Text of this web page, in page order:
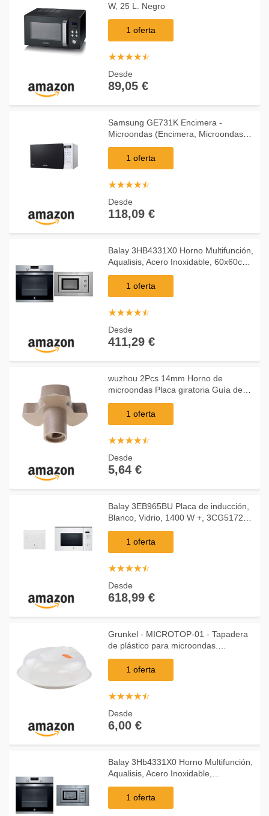
W, 25 L. Negro
1 oferta
☆☆☆☆☆
★★★★★
Desde
89,05 €
Samsung GE731K Encimera -
Microondas (Encimera, Microondas
combinado, 20 L, 1150 W, Tocar,
Negro, Blanco)
1 oferta
☆☆☆☆☆
★★★★★
Desde
118,09 €
Balay 3HB4331X0 Horno Multifunción,
Aqualisis, Acero Inoxidable, 60x60cm,
Capacidad 71 L +, 3WMX1918
Microondas integrable, Marco 60 cm,
17 L, 800W, C
1 oferta
☆☆☆☆☆
★★★★★
Desde
411,29 €
wuzhou 2Pcs 14mm Horno de
microondas Placa giratoria Guía de
Rodillo Acoplador de Soporte Eje de
Bandeja1 oferta
☆☆☆☆☆
★★★★★
Desde
5,64 €
Balay 3EB965BU Placa de inducción,
Blanco, Vidrio, 1400 W +, 3CG5172B0
Microondas integrable Serie Cristal,
20L, 800W, Grill 1000W, Control táctil,
Co
1 oferta
☆☆☆☆☆
★★★★★
Desde
618,99 €
Grunkel - MICROTOP-01 - Tapadera
de plástico para microondas.
Compatible con todo tipo de
microondas, evitar el uso en modo
Grill ó Hornos - Plástico
1 oferta
☆☆☆☆☆
★★★★★
Desde
6,00 €
Balay 3Hb4331X0 Horno Multifunción,
Aqualisis, Acero Inoxidable,
60X60Cm, Capacidad 71 L +
3Wgx1929P Microondas Integrable
1 oferta